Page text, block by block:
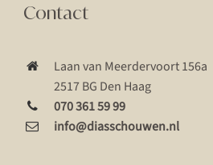
Contact
Laan van Meerdervoort 156a
2517 BG Den Haag
070 361 59 99
info@diasschouwen.nl